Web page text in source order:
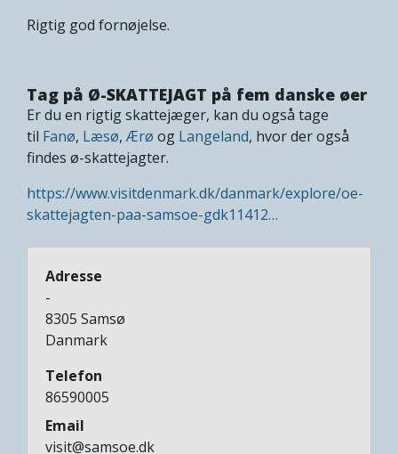
Rigtig god fornøjelse.
Tag på Ø-SKATTEJAGT på fem danske øer
Er du en rigtig skattejæger, kan du også tage
til Fanø, Læsø, Ærø og Langeland, hvor der også
findes ø-skattejagter.
https://www.visitdenmark.dk/danmark/explore/oe-
skattejagten-paa-samsoe-gdk11412…
Adresse
-
8305 Samsø
Danmark
Telefon
86590005
Email
visit@samsoe.dk